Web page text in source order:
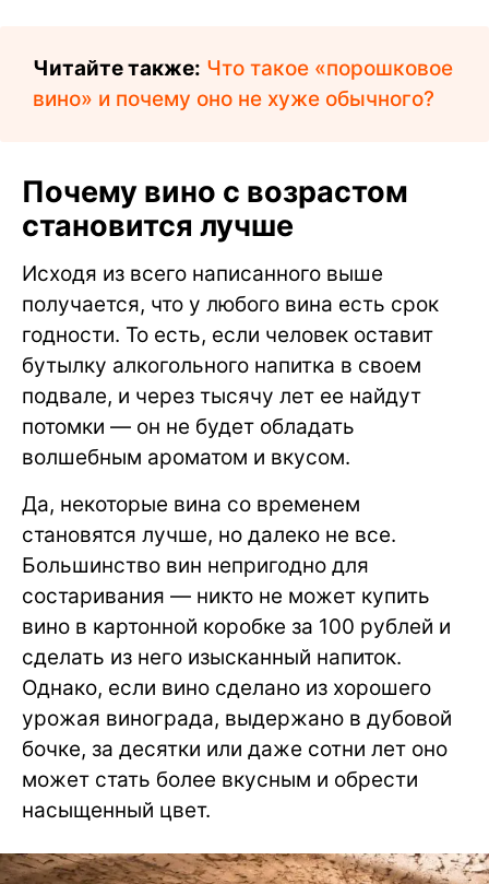
Читайте также: Что такое «порошковое
вино» и почему оно не хуже обычного?
Почему вино с возрастом
становится лучше
Исходя из всего написанного выше
получается, что у любого вина есть срок
годности. То есть, если человек оставит
бутылку алкогольного напитка в своем
подвале, и через тысячу лет ее найдут
потомки — он не будет обладать
волшебным ароматом и вкусом.
Да, некоторые вина со временем
становятся лучше, но далеко не все.
Большинство вин непригодно для
состаривания — никто не может купить
вино в картонной коробке за 100 рублей и
сделать из него изысканный напиток.
Однако, если вино сделано из хорошего
урожая винограда, выдержано в дубовой
бочке, за десятки или даже сотни лет оно
может стать более вкусным и обрести
насыщенный цвет.